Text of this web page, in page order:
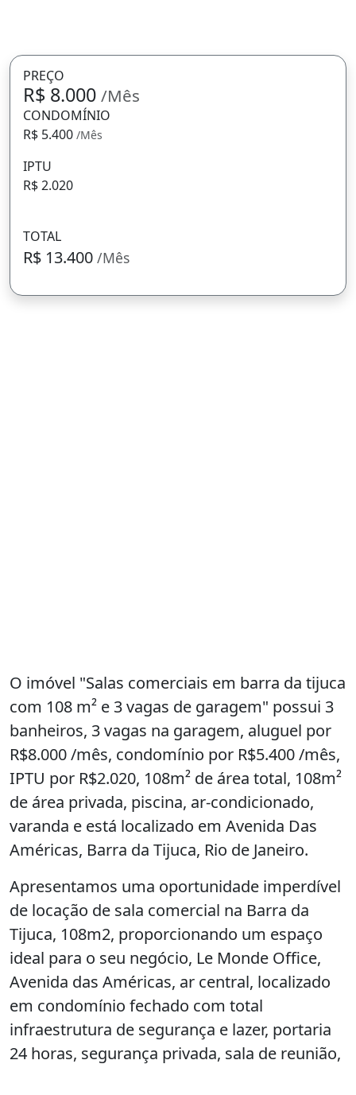
PREÇO
R$ 8.000 /Mês
CONDOMÍNIO
R$ 5.400 /Mês
IPTU
R$ 2.020
TOTAL
R$ 13.400 /Mês
O imóvel "Salas comerciais em barra da tijuca
com 108 m² e 3 vagas de garagem" possui 3
banheiros, 3 vagas na garagem, aluguel por
R$8.000 /mês, condomínio por R$5.400 /mês,
IPTU por R$2.020, 108m² de área total, 108m²
de área privada, piscina, ar-condicionado,
varanda e está localizado em Avenida Das
Américas, Barra da Tijuca, Rio de Janeiro.
Apresentamos uma oportunidade imperdível
de locação de sala comercial na Barra da
Tijuca, 108m2, proporcionando um espaço
ideal para o seu negócio, Le Monde Office,
Avenida das Américas, ar central, localizado
em condomínio fechado com total
infraestrutura de segurança e lazer, portaria
24 horas, segurança privada, sala de reunião,